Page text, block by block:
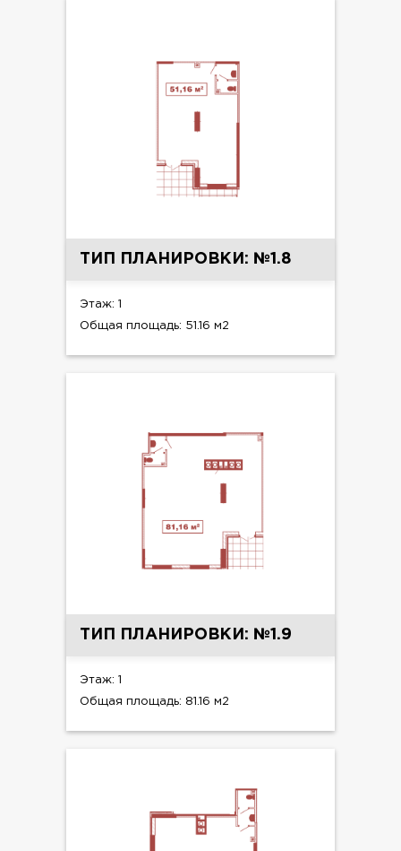
ТИП ПЛАНИРОВКИ: №1.8
Этаж: 1
Общая площадь: 51.16 м2
ТИП ПЛАНИРОВКИ: №1.9
Этаж: 1
Общая площадь: 81.16 м2